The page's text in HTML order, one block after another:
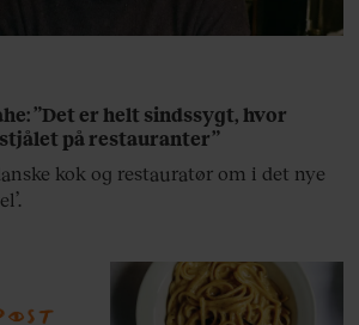
”Det er helt sindssygt, hvor
på restauranter”
kok og restauratør om i det nye